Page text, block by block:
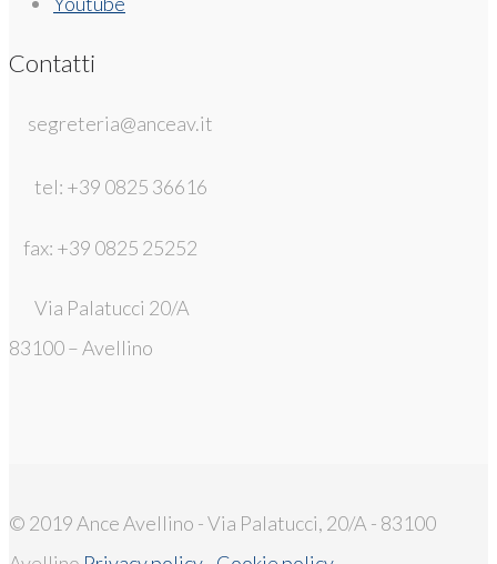
Contatti
segreteria@anceav.it
tel: +39 0825 36616
fax: +39 0825 25252
Via Palatucci 20/A
83100 – Avellino
© 2019 Ance Avellino - Via Palatucci, 20/A - 83100